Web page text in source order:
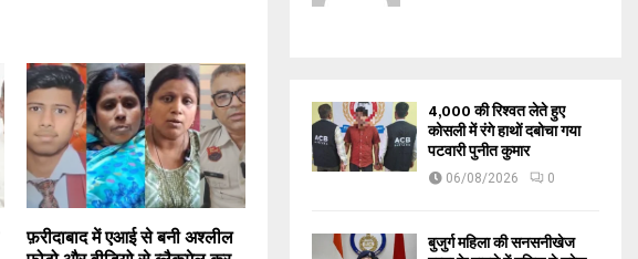
फ़रीदाबाद में एआई से बनी अश्लील
₹4,000 की रिश्वत लेते हुए
कोसली में रंगे हाथों दबोचा गया
पटवारी पुनीत कुमार
06/08/2026 0
बुजुर्ग महिला की सनसनीखेज